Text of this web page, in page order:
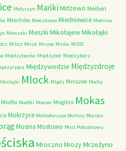
Małyszyn MańkiMdzewo Meißen
Miechów Mieczkowo Miedniewice Mielnica
Mieszaki Mieszki MikołajewMikołajki
Milicz Mirsk Mirzec Mirów MISIE
Międzyborów Międzybór Międzybórz
Międzywodzie Międzyzdroje
Mlock Mlądz Mniszek Mochy
Modła Modłki Moeser Mogilno Mokas
Mokrzyce Molibdorzyce Morliny Morsko
Mosina Mostowo Most Południowy
Mroczno Mrozy Mrzeżyno